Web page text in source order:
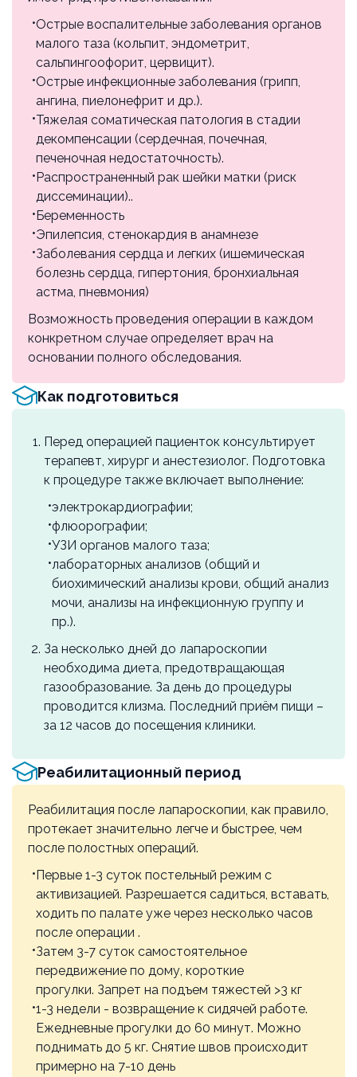
Тубэктомия (при выполнении других
лапароскопических операций)
р18.84
Операция (сальпингоовариолизис) при
спаечной болезни (комбинированная с
другими оперативными вмешательствами) I
категории сложности
р18.85
Операция (сальпингоовариолизис) при
спаечной болезни (комбинированная с
другими оперативными вмешательствами) II
категории сложности
20000 ₽
Хромосальпингоскопия (комбинированная с
р18.90
Острые воспалительные заболевания органов
малого таза (кольпит, эндометрит,
сальпингоофорит, цервицит).
Острые инфекционные заболевания (грипп,
ангина, пиелонефрит и др.).
Тяжелая соматическая патология в стадии
декомпенсации (сердечная, почечная,
печеночная недостаточность).
Распространенный рак шейки матки (риск
диссеминации)..
Беременность
Эпилепсия, стенокардия в анамнезе
Заболевания сердца и легких (ишемическая
болезнь сердца, гипертония, бронхиальная
астма, пневмония)
Возможность проведения операции в каждом
конкретном случае определяет врач на
основании полного обследования.
Как подготовиться
Перед операцией пациенток консультирует
терапевт, хирург и анестезиолог. Подготовка
к процедуре также включает выполнение:
электрокардиографии;
флюорографии;
УЗИ органов малого таза;
лабораторных анализов (общий и
биохимический анализы крови, общий анализ
мочи, анализы на инфекционную группу и
пр.).
За несколько дней до лапароскопии
необходима диета, предотвращающая
газообразование. За день до процедуры
проводится клизма. Последний приём пищи –
за 12 часов до посещения клиники.
Реабилитационный период
Реабилитация после лапароскопии, как правило,
протекает значительно легче и быстрее, чем
после полостных операций.
Первые 1-3 суток постельный режим с
активизацией. Разрешается садиться, вставать,
ходить по палате уже через несколько часов
после операции .
Затем 3-7 суток самостоятельное
передвижение по дому, короткие
прогулки. Запрет на подъем тяжестей >3 кг
1-3 недели - возвращение к сидячей работе.
Ежедневные прогулки до 60 минут. Можно
поднимать до 5 кг. Снятие швов происходит
примерно на 7-10 день